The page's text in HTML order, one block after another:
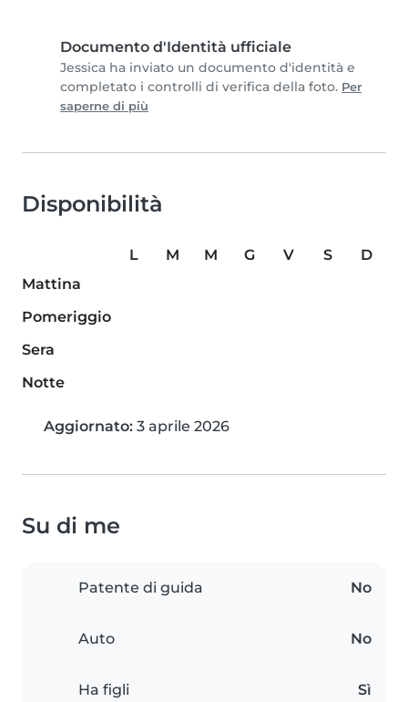
Documento d'Identità ufficiale
Jessica ha inviato un documento d'identità e
completato i controlli di verifica della foto. Per
saperne di più
Disponibilità
L M M G V S
D
Mattina
Pomeriggio
Sera
Notte
Aggiornato: 3 aprile 2026
Su di me
Patente di guida No
Auto No
Ha figli Sì